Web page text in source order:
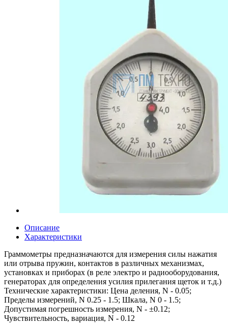
Описание
Характеристики
Граммометры предназначаются для измерения силы нажатия
или отрыва пружин, контактов в различных механизмах,
установках и приборах (в реле электро и радиооборудования,
генераторах для определения усилия прилегания щеток и т.д.)
Технические характеристики: Цена деления, N - 0.05;
Пределы измерений, N 0.25 - 1.5; Шкала, N 0 - 1.5;
Допустимая погрешность измерения, N - ±0.12;
Чувствительность, вариация, N - 0.12